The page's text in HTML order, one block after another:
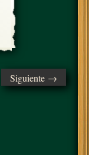
Siguiente →